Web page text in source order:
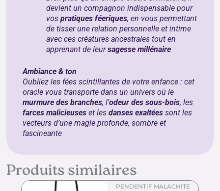
devient un compagnon indispensable pour
vospratiques féeriques, en vous permettant
de tisser une relation personnelle et intime
avec ces créatures ancestrales tout en
apprenant de leursagesse millénaire
Ambiance & ton
Oubliez les fées scintillantes de votre enfance : cet
oracle vous transporte dans un univers où le
murmure des branches, l’odeur des sous-bois, les
farces malicieuses et lesdanses exaltées sont les
vecteurs d’une magie profonde, sombre et
fascineante
Produits similaires
PENDENTIF MALACHITE